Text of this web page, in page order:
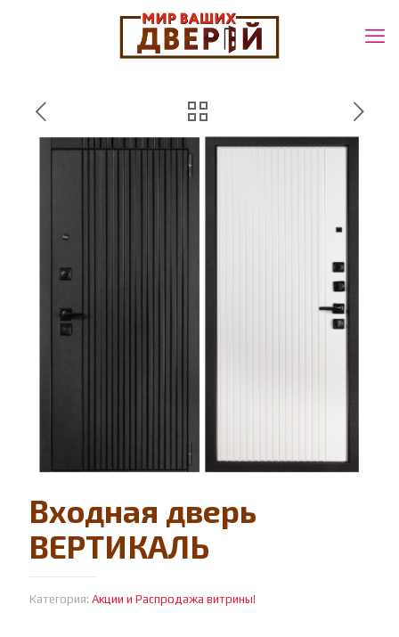
Входная дверь
ВЕРТИКАЛЬ
Категория: Акции и Распродажа витрины!